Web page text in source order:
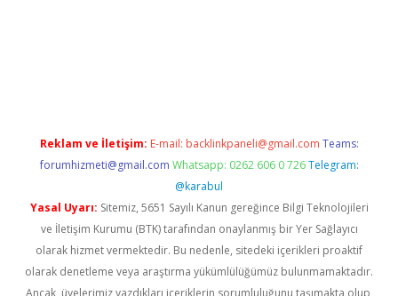
Reklam ve İletişim: E-mail: backlinkpaneli@gmail.com Teams:
forumhizmeti@gmail.com Whatsapp: 0262 606 0 726 Telegram:
@karabul
Yasal Uyarı: Sitemiz, 5651 Sayılı Kanun gereğince Bilgi Teknolojileri
ve İletişim Kurumu (BTK) tarafından onaylanmış bir Yer Sağlayıcı
olarak hizmet vermektedir. Bu nedenle, sitedeki içerikleri proaktif
olarak denetleme veya araştırma yükümlülüğümüz bulunmamaktadır.
Ancak, üyelerimiz yazdıkları içeriklerin sorumluluğunu taşımakta olup,